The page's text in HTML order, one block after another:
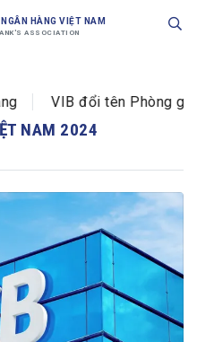
NGÂN HÀNG VIỆT NAM
ASSOCIATION
VIB đổi tên Phòng
NAM 2024